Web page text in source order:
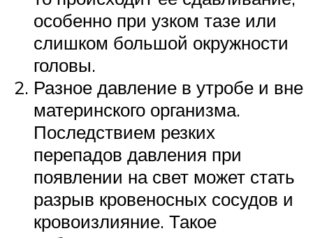
особенно при узком тазе или
слишком большой окружности
головы.
Разное давление в утробе и вне
материнского организма.
Последствием резких
перепадов давления при
появлении на свет может стать
разрыв кровеносных сосудов и
кровоизлияние. Такое